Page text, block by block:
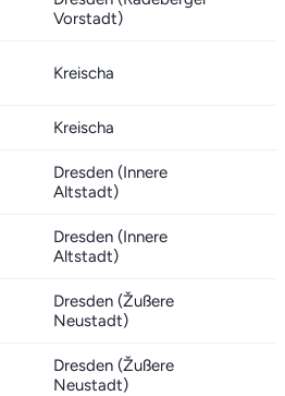
Vorstadt)
Kreischa
Kreischa
Dresden (Innere
Altstadt)
Dresden (Innere
Altstadt)
Dresden (Žußere
Neustadt)
Dresden (Žußere
Neustadt)